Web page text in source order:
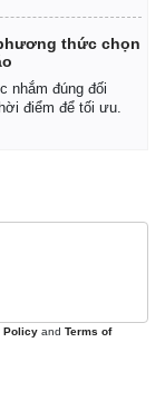
thức chọn
nhắm đúng đối
điểm để tối ưu.
Policy and Terms of